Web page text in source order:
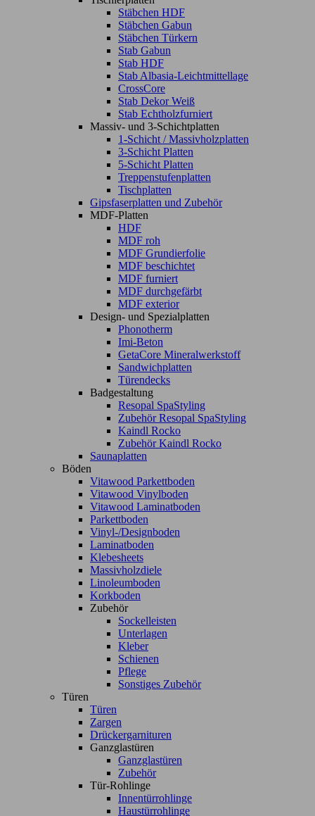
Stäbchen HDF
Stäbchen Gabun
Stäbchen Türkern
Stab Gabun
Stab HDF
Stab Albasia-Leichtmittellage
CrossCore
Stab Dekor Weiß
Stab Echtholzfurniert
Massiv- und 3-Schichtplatten
1-Schicht / Massivholzplatten
3-Schicht Platten
5-Schicht Platten
Treppenstufenplatten
Tischplatten
Gipsfaserplatten und Zubehör
MDF-Platten
HDF
MDF roh
MDF Grundierfolie
MDF beschichtet
MDF furniert
MDF durchgefärbt
MDF exterior
Design- und Spezialplatten
Phonotherm
Imi-Beton
GetaCore Mineralwerkstoff
Sandwichplatten
Türendecks
Badgestaltung
Resopal SpaStyling
Zubehör Resopal SpaStyling
Kaindl Rocko
Zubehör Kaindl Rocko
Saunaplatten
Böden
Vitawood Parkettboden
Vitawood Vinylboden
Vitawood Laminatboden
Parkettboden
Vinyl-/Designboden
Laminatboden
Klebesheets
Massivholzdiele
Linoleumboden
Korkboden
Zubehör
Sockelleisten
Unterlagen
Kleber
Schienen
Pflege
Sonstiges Zubehör
Türen
Türen
Zargen
Drückergarnituren
Ganzglastüren
Ganzglastüren
Zubehör
Tür-Rohlinge
Innentürrohlinge
Haustürrohlinge